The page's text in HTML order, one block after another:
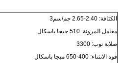
الكثافة: 2.40-2.65 جم/سم3
معامل المرونة: 510 جيجا باسكال
صلابة نوب: 3300
قوة الانثناء: 400-650 ميجا باسكال